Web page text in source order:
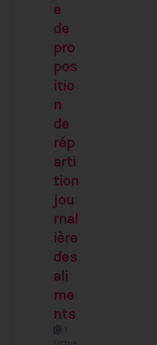
e
de
pro
pos
itio
n
de
rép
arti
tion
jou
rnal
ière
des
ali
me
nts